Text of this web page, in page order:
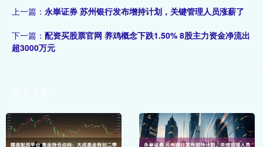
上一篇： 永崋证券 苏州银行发布增持计划，关键管理人员涨薪了
下一篇： 配资买股票官网 养鸡概念下跌1.50% 8股主力资金净流出
超3000万元